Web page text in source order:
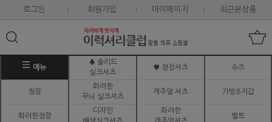
로그인 회원가입 마이페이지 최근본상품
메뉴
♠ 솔리드
실크셔츠
♥ 정장셔츠 슈즈
정장
화려한
무늬 실크셔츠
캐주얼 셔츠 가방&지갑
화려한정장
디자인
화려한
벨트